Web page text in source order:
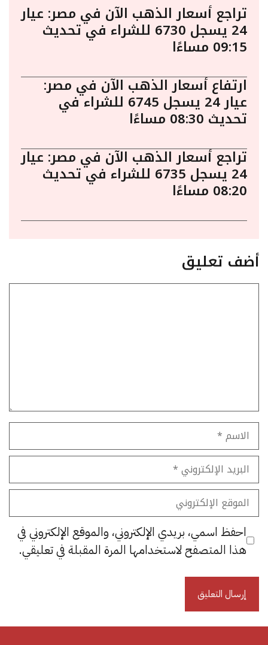
تراجع أسعار الذهب الآن في مصر: عيار
24 يسجل 6730 للشراء في تحديث
09:15 مساءًا
ارتفاع أسعار الذهب الآن في مصر:
عيار 24 يسجل 6745 للشراء في
تحديث 08:30 مساءًا
تراجع أسعار الذهب الآن في مصر: عيار
24 يسجل 6735 للشراء في تحديث
08:20 مساءًا
أضف تعليق
الاسم
البريد
الإلكتروني
الموقع
الإلكتروني
احفظ اسمي، بريدي الإلكتروني، والموقع الإلكتروني في
هذا المتصفح لاستخدامها المرة المقبلة في تعليقي.